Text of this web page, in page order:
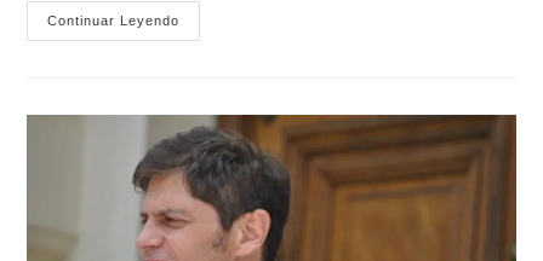
Continuar Leyendo
A
Días
Descontados
Por
Paro
En
Noviembre